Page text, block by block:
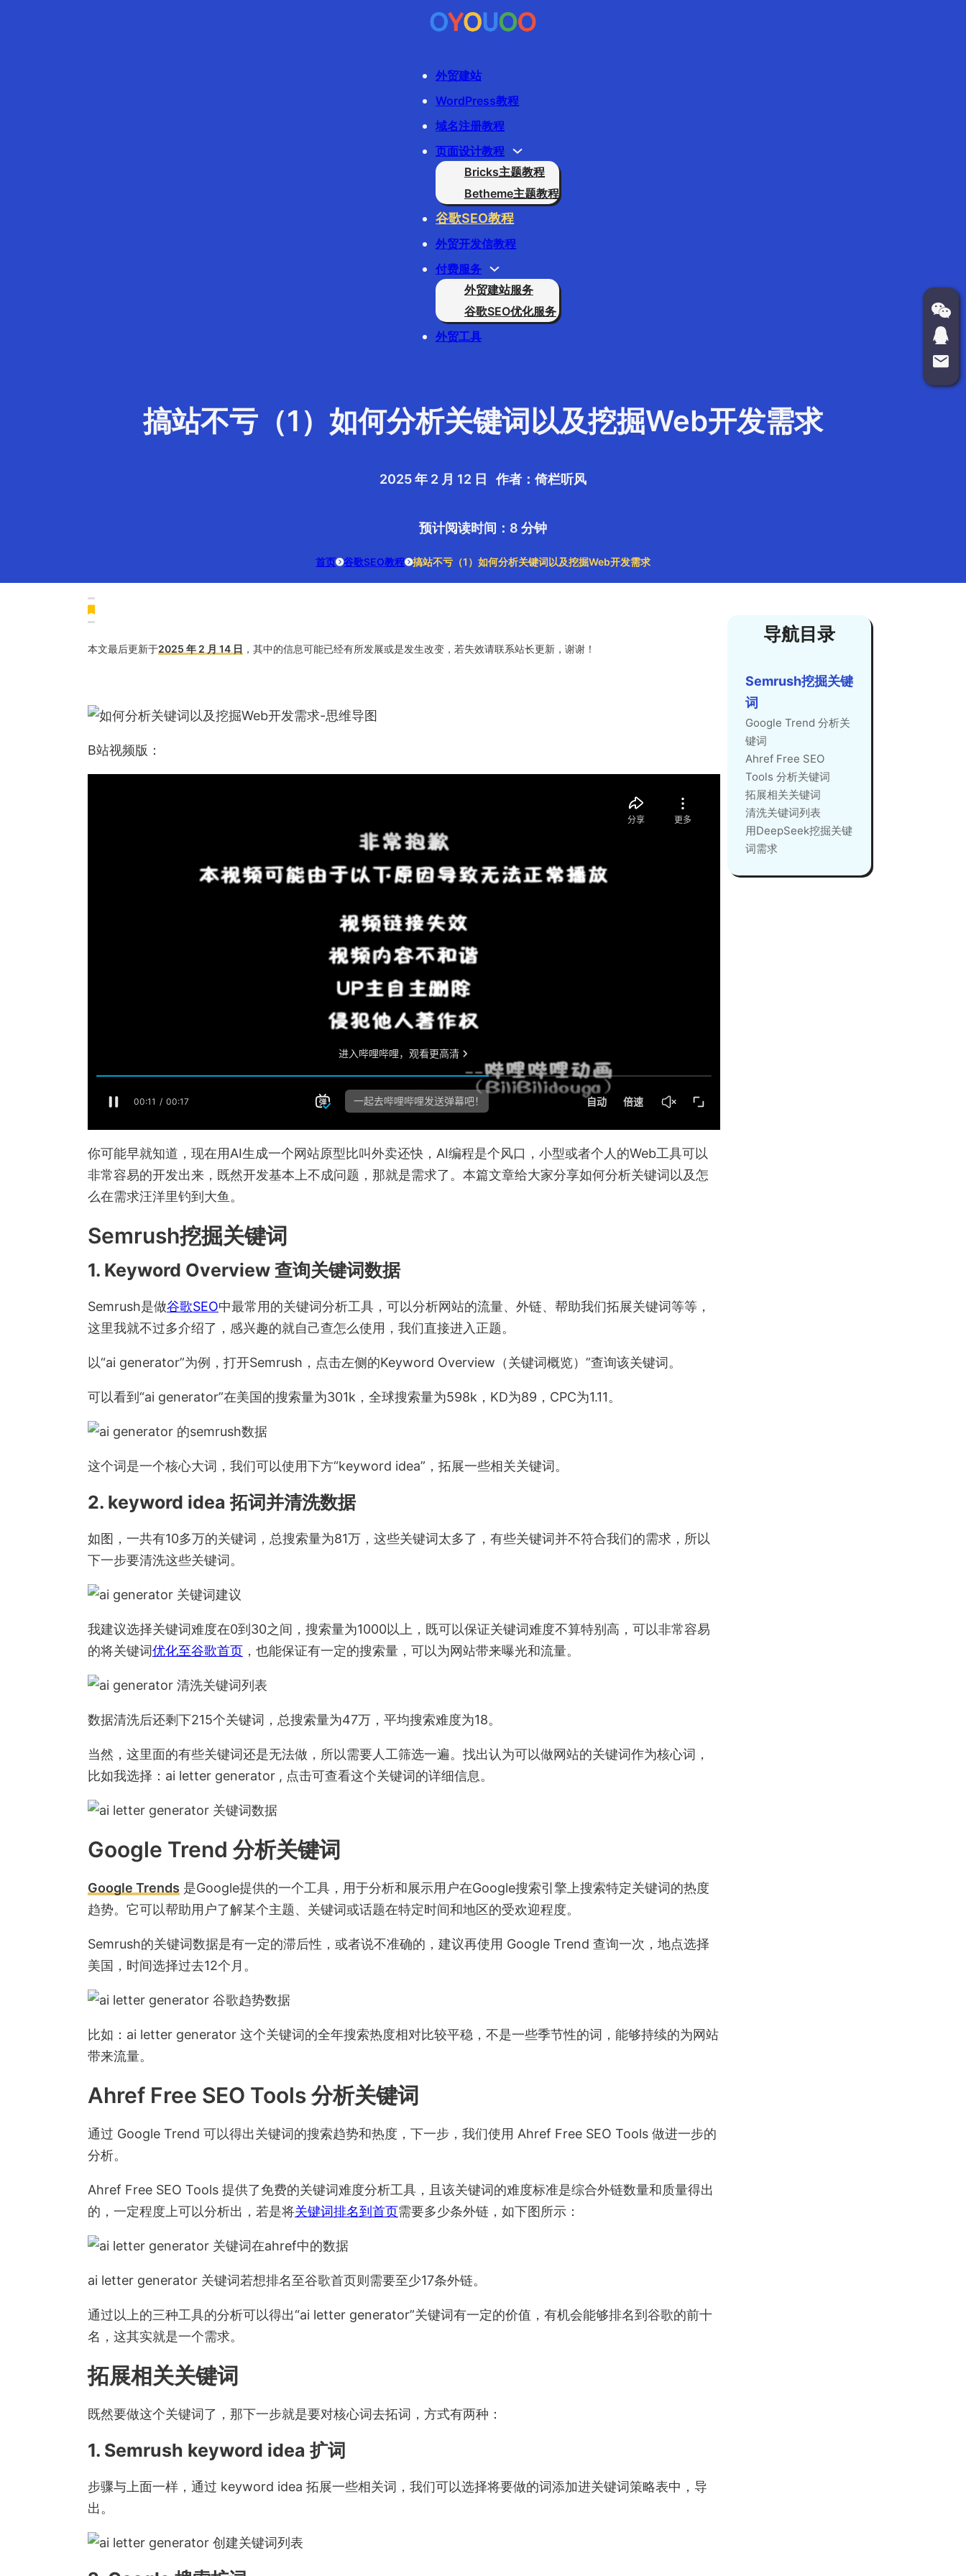
外贸建站
WordPress教程
域名注册教程
页面设计教程
Bricks主题教程
Betheme主题教程
谷歌SEO教程
外贸开发信教程
付费服务
外贸建站服务
谷歌SEO优化服务
外贸工具
搞站不亏（1）如何分析关键词以及挖掘Web开发需求
2025 年 2 月 12 日 作者：倚栏听风
预计阅读时间：8 分钟
首页 谷歌SEO教程 搞站不亏（1）如何分析关键词以及挖掘Web开发需求
本文最后更新于2025 年 2 月 14 日 ，其中的信息可能已经有所发展或是发生改变，若失效请联系站长更新，谢谢！
B站视频版：
你可能早就知道，现在用AI生成一个网站原型比叫外卖还快，AI编程是个风口，小型或者个人的Web工具可以
非常容易的开发出来，既然开发基本上不成问题，那就是需求了。本篇文章给大家分享如何分析关键词以及怎
么在需求汪洋里钓到大鱼。
Semrush挖掘关键词
1. Keyword Overview 查询关键词数据
Semrush是做谷歌SEO中最常用的关键词分析工具，可以分析网站的流量、外链、帮助我们拓展关键词等等，
这里我就不过多介绍了，感兴趣的就自己查怎么使用，我们直接进入正题。
以“ai generator”为例，打开Semrush，点击左侧的Keyword Overview（关键词概览）”查询该关键词。
可以看到“ai generator”在美国的搜索量为301k，全球搜索量为598k，KD为89，CPC为1.11。
这个词是一个核心大词，我们可以使用下方“keyword idea”，拓展一些相关关键词。
2. keyword idea 拓词并清洗数据
如图，一共有10多万的关键词，总搜索量为81万，这些关键词太多了，有些关键词并不符合我们的需求，所以
下一步要清洗这些关键词。
我建议选择关键词难度在0到30之间，搜索量为1000以上，既可以保证关键词难度不算特别高，可以非常容易
的将关键词优化至谷歌首页 ，也能保证有一定的搜索量，可以为网站带来曝光和流量。
数据清洗后还剩下215个关键词，总搜索量为47万，平均搜索难度为18。
当然，这里面的有些关键词还是无法做，所以需要人工筛选一遍。找出认为可以做网站的关键词作为核心词，
比如我选择：ai letter generator , 点击可查看这个关键词的详细信息。
Google Trend 分析关键词
Google Trends 是Google提供的一个工具，用于分析和展示用户在Google搜索引擎上搜索特定关键词的热度
趋势。它可以帮助用户了解某个主题、关键词或话题在特定时间和地区的受欢迎程度。
Semrush的关键词数据是有一定的滞后性，或者说不准确的，建议再使用 Google Trend 查询一次，地点选择
美国，时间选择过去12个月。
比如：ai letter generator 这个关键词的全年搜索热度相对比较平稳，不是一些季节性的词，能够持续的为网站
带来流量。
Ahref Free SEO Tools 分析关键词
通过 Google Trend 可以得出关键词的搜索趋势和热度，下一步，我们使用 Ahref Free SEO Tools 做进一步的
分析。
Ahref Free SEO Tools 提供了免费的关键词难度分析工具，且该关键词的难度标准是综合外链数量和质量得出
的，一定程度上可以分析出，若是将关键词排名到首页需要多少条外链，如下图所示：
ai letter generator 关键词若想排名至谷歌首页则需要至少17条外链。
通过以上的三种工具的分析可以得出“ai letter generator”关键词有一定的价值，有机会能够排名到谷歌的前十
名，这其实就是一个需求。
拓展相关关键词
既然要做这个关键词了，那下一步就是要对核心词去拓词，方式有两种：
1. Semrush keyword idea 扩词
步骤与上面一样，通过 keyword idea 拓展一些相关词，我们可以选择将要做的词添加进关键词策略表中，导
出。
导航目录
Semrush挖掘关键
词
Google Trend 分析关
键词
Ahref Free SEO
Tools 分析关键词
拓展相关关键词
清洗关键词列表
用DeepSeek挖掘关键
词需求